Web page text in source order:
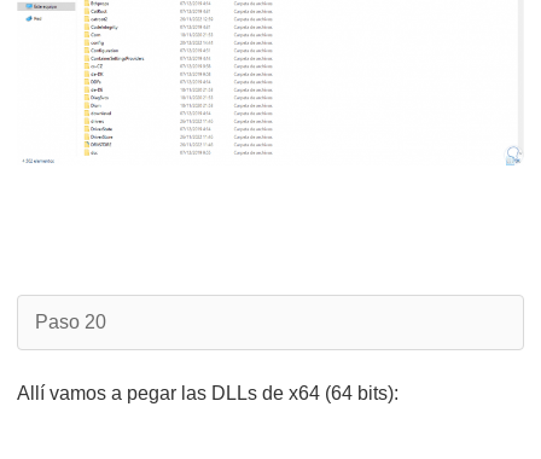
Paso 20
Allí vamos a pegar las DLLs de x64 (64 bits):